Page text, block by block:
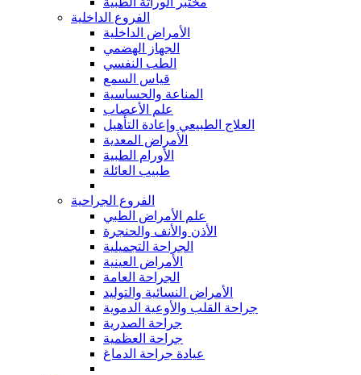
الفروع الداخلية
الأمراض الداخلية
الجهاز الهضمي
الطب النفسي
قياس السمع
المناعة والحساسية
علم الأعصاب
العلاج الطبيعي وإعادة التأهيل
الأمراض المعدية
الأورام الطبية
طبيب العائلة
الفروع الجراحية
علم الأمراض الطبي
الأذن والأنف والحنجرة
الجراحة التجميلية
الأمراض العينية
الجراحة العامة
الأمراض النسائية والتوليد
جراحة القلب والأوعية الدموية
جراحة الصدرية
جراحة العظمية
عيادة جراحة الدماغ